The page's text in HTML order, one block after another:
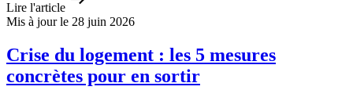
Lire l'article
Mis à jour le 28 juin 2026
Crise du logement : les 5 mesures
concrètes pour en sortir